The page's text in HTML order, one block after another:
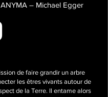
– Michael Egger
de faire grandir un arbre
les êtres vivants autour de
de la Terre. Il entame alors